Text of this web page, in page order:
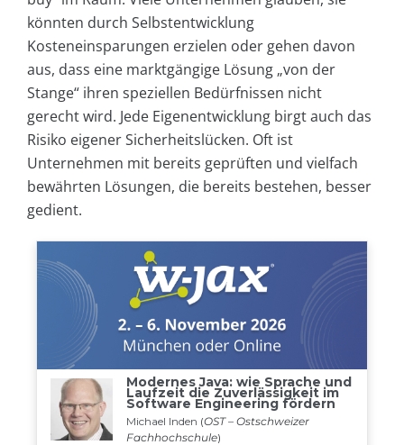
könnten durch Selbstentwicklung
Kosteneinsparungen erzielen oder gehen davon
aus, dass eine marktgängige Lösung „von der
Stange“ ihren speziellen Bedürfnissen nicht
gerecht wird. Jede Eigenentwicklung birgt auch das
Risiko eigener Sicherheitslücken. Oft ist
Unternehmen mit bereits geprüften und vielfach
bewährten Lösungen, die bereits bestehen, besser
gedient.